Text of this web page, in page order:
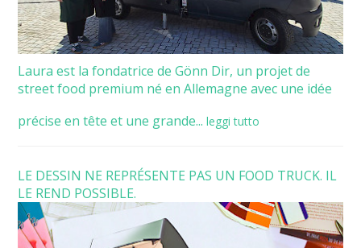
Laura est la fondatrice de Gönn Dir, un projet de
street food premium né en Allemagne avec une idée
précise en tête et une grande... leggi tutto
LE DESSIN NE REPRÉSENTE PAS UN FOOD TRUCK. IL
LE REND POSSIBLE.